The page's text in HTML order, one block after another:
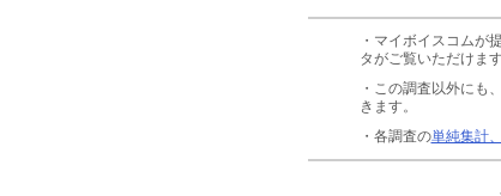
・マイボイスコムが
タがご覧いただけます
・この調査以外にも
きます。
・各調査の単純集計